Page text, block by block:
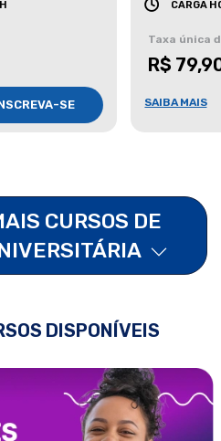
SE
CARGA
Taxa única
R$
SAIBA MAIS
CURSOS DE
DISPONÍVEIS